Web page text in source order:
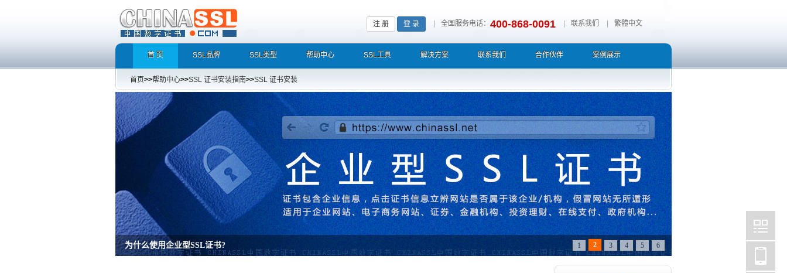
注 册 登 录 全国服务电话： 400-868-0091 联系我们 繁體中文
首 页 SSL品牌 SSL类型 帮助中心 SSL工具 解决方案 联系我们 合作伙伴 案例展示
首页>>帮助中心>>SSL 证书安装指南>>SSL 证书安装
增强型证书EV SSL，完美支持地址栏显示中文企业名称
增强型证书EV SSL,赛门铁克EV证书,verisign EV SSL证书,完美支持地址栏显示中文企业名称EV SSL品牌,赛门铁克EV证书 Symantec、GeoTrust、Thawte、GlobalSign,服务器证书,256
1 2 3 4 5 6